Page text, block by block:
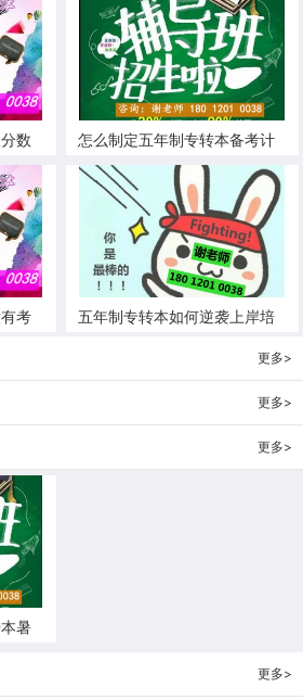
数
上涨
怎么制定五年制专转本备考计
划复习重点有哪些
考
五年制专转本如何逆袭上岸培
更多>
更多>
更多>
暑
更多>